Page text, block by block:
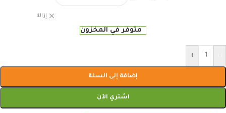
إزالة
متوفر في المخزون
-
+
إضافة إلى السلة
اشتري الآن